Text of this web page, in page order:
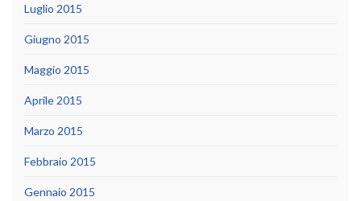
Luglio 2015
Giugno 2015
Maggio 2015
Aprile 2015
Marzo 2015
Febbraio 2015
Gennaio 2015